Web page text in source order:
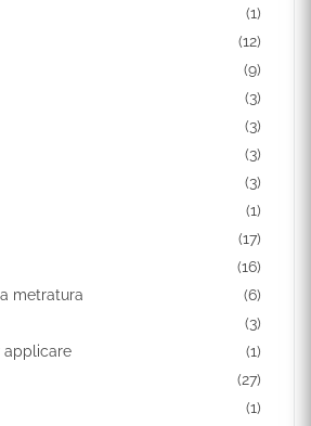
(1)
(12)
(9)
(3)
(3)
(3)
(3)
(1)
(17)
(16)
metratura
(6)
(3)
applicare
(1)
(27)
(1)